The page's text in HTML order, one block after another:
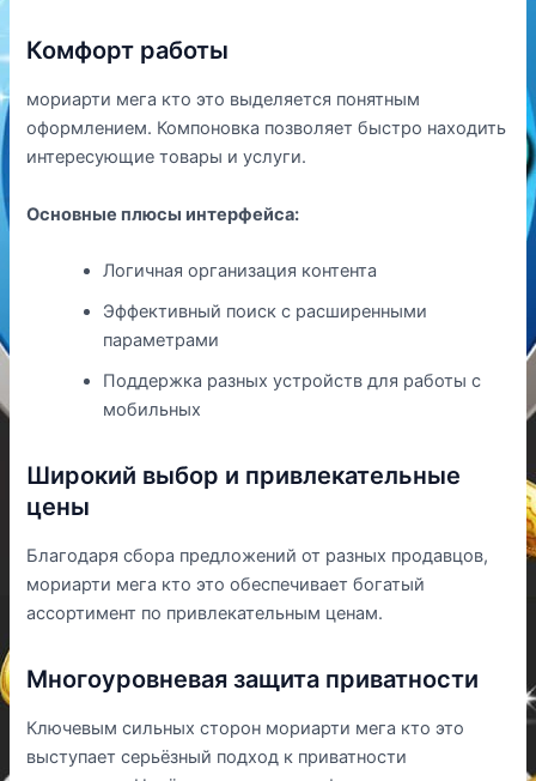
Комфорт работы
мориарти мега кто это выделяется понятным
оформлением. Компоновка позволяет быстро находить
интересующие товары и услуги.
Основные плюсы интерфейса:
Логичная организация контента
Эффективный поиск с расширенными
параметрами
Поддержка разных устройств для работы с
мобильных
Широкий выбор и привлекательные
цены
Благодаря сбора предложений от разных продавцов,
мориарти мега кто это обеспечивает богатый
ассортимент по привлекательным ценам.
Многоуровневая защита приватности
Ключевым сильных сторон мориарти мега кто это
выступает серьёзный подход к приватности